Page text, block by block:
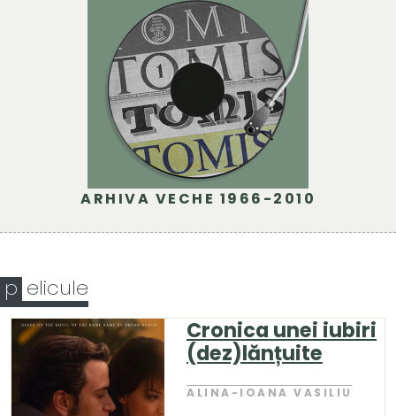
ARHIVA VECHE 1966-2010
p elicule
Cronica unei iubiri
(dez)lănțuite
ALINA-IOANA VASILIU